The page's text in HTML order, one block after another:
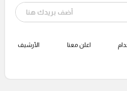
اعلن معنا الأرشيف